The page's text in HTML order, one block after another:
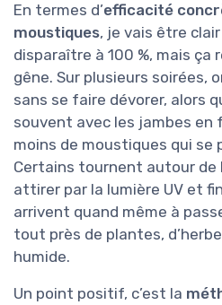
En termes d’efficacité
moustiques, je vais être
disparaître à 100 %, mais
gêne. Sur plusieurs soirées,
sans se faire dévorer, alors
souvent avec les jambes en
moins de moustiques qui se
Certains tournent autour de
attirer par la lumière UV et
arrivent quand même à
tout près de plantes,
humide.
Un point positif, c’est la